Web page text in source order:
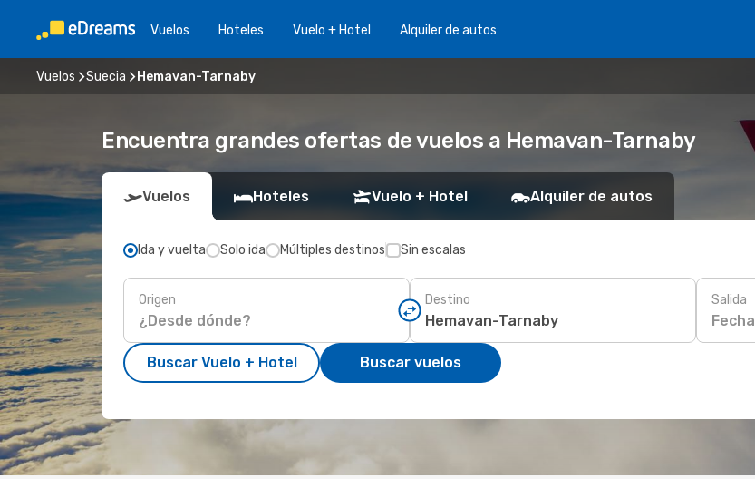
Vuelos Hoteles Vuelo + Hotel Alquiler de autos
Vuelos Suecia Hemavan-Tarnaby
Encuentra grandes ofertas de vuelos a Hemavan-Tarnaby
Vuelos Hoteles Vuelo + Hotel Alquiler de autos
Ida y vuelta Solo ida Múltiples destinos Sin escalas
Origen Destino Salida
Fecha
Buscar Vuelo + Hotel Buscar vuelos